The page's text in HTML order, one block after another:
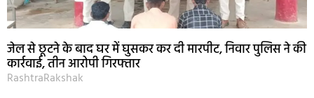
जेल से छूटने के बाद घर में घुसकर कर दी मारपीट, निवार पुलिस ने की
कार्रवाई, तीन आरोपी गिरफ्तार
RashtraRakshak